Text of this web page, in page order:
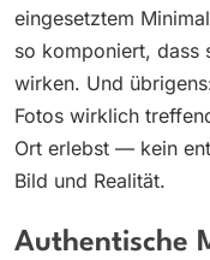
eingesetztem
so komponiert, dass
wirken. Und
Fotos wirklich
Ort erlebst — kein
Bild und Realität.
Authentische